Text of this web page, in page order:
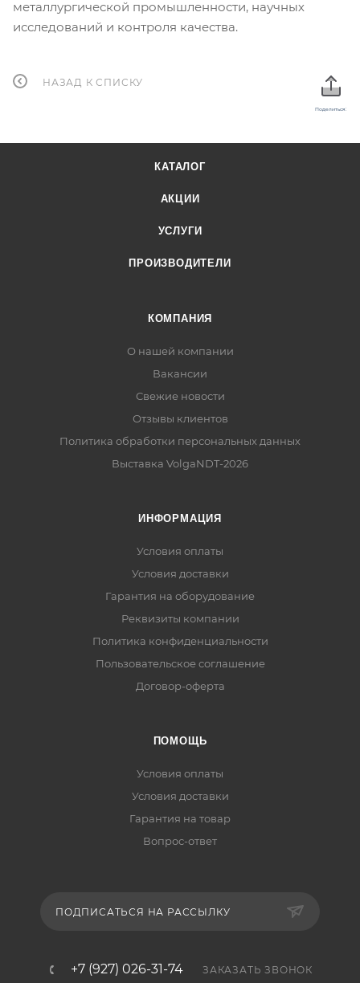
металлургической промышленности, научных
исследований и контроля качества.
НАЗАД К СПИСКУ
Поделиться:
КАТАЛОГ
АКЦИИ
УСЛУГИ
ПРОИЗВОДИТЕЛИ
КОМПАНИЯ
О нашей компании
Вакансии
Свежие новости
Отзывы клиентов
Политика обработки персональных данных
Выставка VolgaNDT-2026
ИНФОРМАЦИЯ
Условия оплаты
Условия доставки
Гарантия на оборудование
Реквизиты компании
Политика конфиденциальности
Пользовательское соглашение
Договор-оферта
ПОМОЩЬ
Условия оплаты
Условия доставки
Гарантия на товар
Вопрос-ответ
ПОДПИСАТЬСЯ НА РАССЫЛКУ
+7 (927) 026-31-74 ЗАКАЗАТЬ ЗВОНОК